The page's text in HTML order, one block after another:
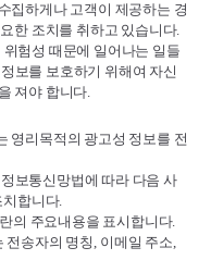
집하게나 고객이 제공하는 경
한 조치를 취하고 있습니다.
험성 때문에 일어나는 일들
보를 보호하기 위해여 자신
져야 합니다.
영리목적의 광고성 정보를 전
정보통신망법에 따라 다음 사
치합니다.
의 주요내용을 표시합니다.
전송자의 명칭, 이메일 주소,